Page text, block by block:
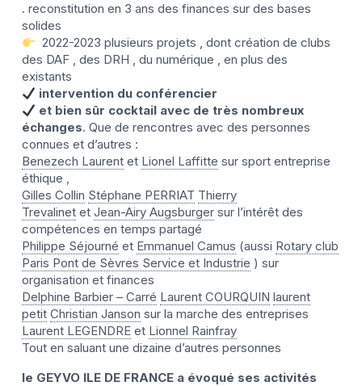
. reconstitution en 3 ans des finances sur des bases
solides
2022-2023 plusieurs projets , dont création de clubs
des DAF , des DRH , du numérique , en plus des
existants
intervention du conférencier
et bien sûr cocktail avec de très nombreux
échanges. Que de rencontres avec des personnes
connues et d’autres :
Benezech Laurent et Lionel Laffitte sur sport entreprise
éthique ,
Gilles Collin Stéphane PERRIAT Thierry
Trevalinet et Jean-Airy Augsburger sur l’intérêt des
compétences en temps partagé
Philippe Séjourné et Emmanuel Camus (aussi Rotary club
Paris Pont de Sèvres Service et Industrie ) sur
organisation et finances
Delphine Barbier – Carré Laurent COURQUIN laurent
petit Christian Janson sur la marche des entreprises
Laurent LEGENDRE et Lionnel Rainfray
Tout en saluant une dizaine d’autres personnes
le GEYVO ILE DE FRANCE a évoqué ses activités